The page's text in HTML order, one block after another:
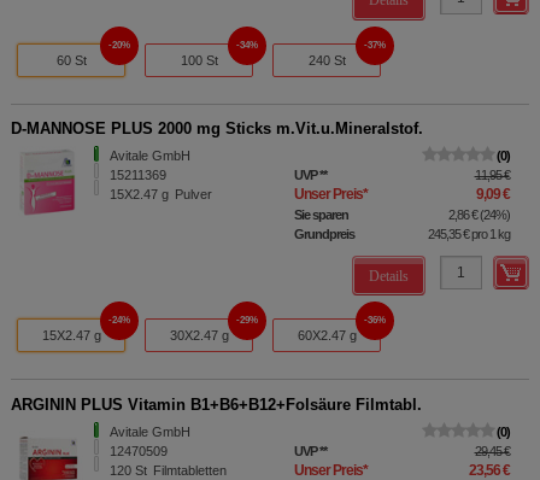
60 St
20%
100 St
34%
240 St
37%
D-MANNOSE PLUS 2000 mg Sticks m.Vit.u.Mineralstof.
Avitale GmbH
15211369
15X2.47 g Pulver
0
UVP** 11,95 €
Unser Preis* 9,09 €
Sie sparen 2,86 €(24%)
Grundpreis
245,35 €pro 1 kg
Details
15X2.47 g
24%
30X2.47 g
29%
60X2.47 g
36%
ARGININ PLUS Vitamin B1+B6+B12+Folsäure Filmtabl.
Avitale GmbH
12470509
120 St Filmtabletten
0
UVP** 29,45 €
Unser Preis* 23,56 €